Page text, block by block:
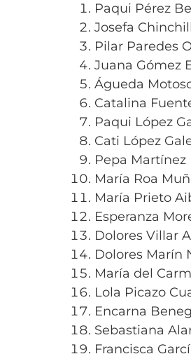
Paqui Pérez
Josefa
Pilar Paredes
Juana Gómez
Águeda
Catalina
Paqui López
Cati López
Pepa Martínez
María Roa
María Prieto
Esperanza
Dolores Villar
Dolores Marín
María del
Lola Picazo
Encarna
Sebastiana
Francisca